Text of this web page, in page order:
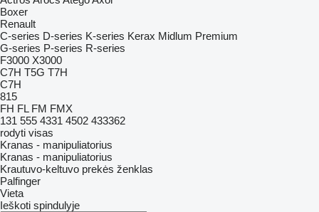
Boxer
Renault
C-series D-series K-series Kerax Midlum Premium
G-series P-series R-series
F3000 X3000
C7H T5G T7H
C7H
815
FH FL FM FMX
131 555 4331 4502 433362
rodyti visas
Kranas - manipuliatorius
Kranas - manipuliatorius
Krautuvo-keltuvo prekės ženklas
Palfinger
Vieta
Ieškoti spindulyje